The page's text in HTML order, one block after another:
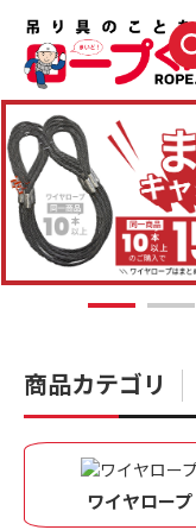
1 2
商品カテゴリ
ワイヤロープ